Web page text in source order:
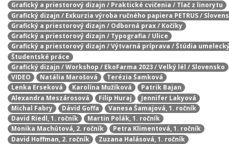
Grafický a priestorový dizajn / Praktické cvičenia / Tlač z linorytu
Grafický dizajn / Exkurzia výroba ručného papiera PETRUS /
Grafický a priestorový dizajn / Odborná prax / Kočíky
Grafický a priestorový dizajn / Typografia / Ulice
Grafický a priestorový dizajn / Výtvarná príprava / Štúdia
Študentské práce
Grafický dizajn / Workshop / EkoFarma 2023 / Velký lél / Slovensko
VIDEO
Natália Marošová
Terézia Šamková
Lenka Erseková
Karolína Mužíková
Patrik Bajan
Alexandra Meszárosová
Filip Huraj
Jennifer Lakyová
Michal Fabry
Dávid Goffa
Vanesa Šamajová, 1. ročník
David Riedl, 1. ročník
Martin Polák, 1. ročník
Monika Machútová, 2. ročník
Petra Klimentová, 1. ročník
David Hoffman, 2. ročník
Zuzana Halásová, 1. ročník